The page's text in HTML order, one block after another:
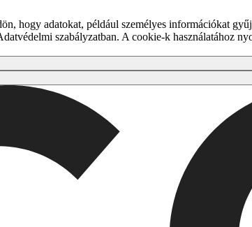
hogy adatokat, például személyes információkat
szabályzatban. A cookie-k használatához